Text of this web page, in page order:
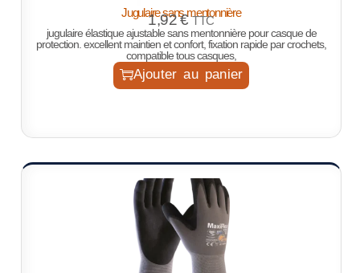
Jugulaire sans mentonnière
1,92€ TTC
jugulaire élastique ajustable sans mentonnière pour casque de
protection. excellent maintien et confort, fixation rapide par crochets,
compatible tous casques,
Ajouter au panier